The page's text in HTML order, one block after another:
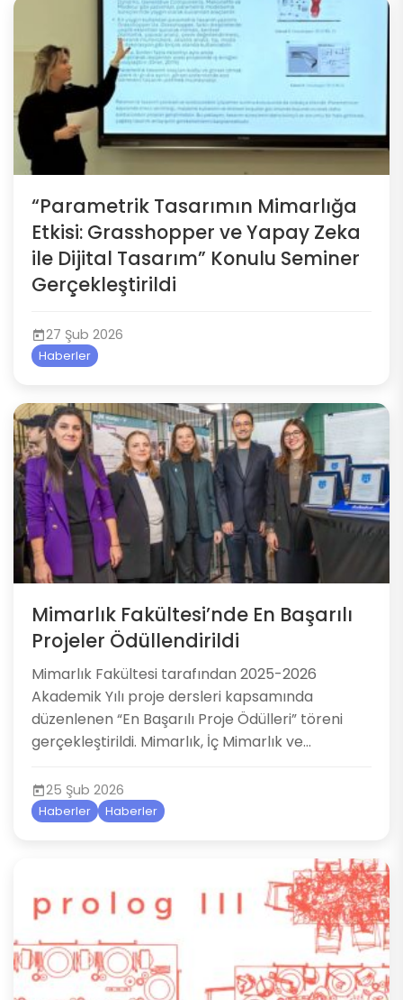
“Parametrik Tasarımın Mimarlığa
Etkisi: Grasshopper ve Yapay Zeka
ile Dijital Tasarım” Konulu Seminer
Gerçekleştirildi
27 Şub 2026
Haberler
Mimarlık Fakültesi’nde En Başarılı
Projeler Ödüllendirildi
Mimarlık Fakültesi tarafından 2025-2026
Akademik Yılı proje dersleri kapsamında
düzenlenen “En Başarılı Proje Ödülleri” töreni
gerçekleştirildi. Mimarlık, İç Mimarlık ve...
25 Şub 2026
Haberler Haberler